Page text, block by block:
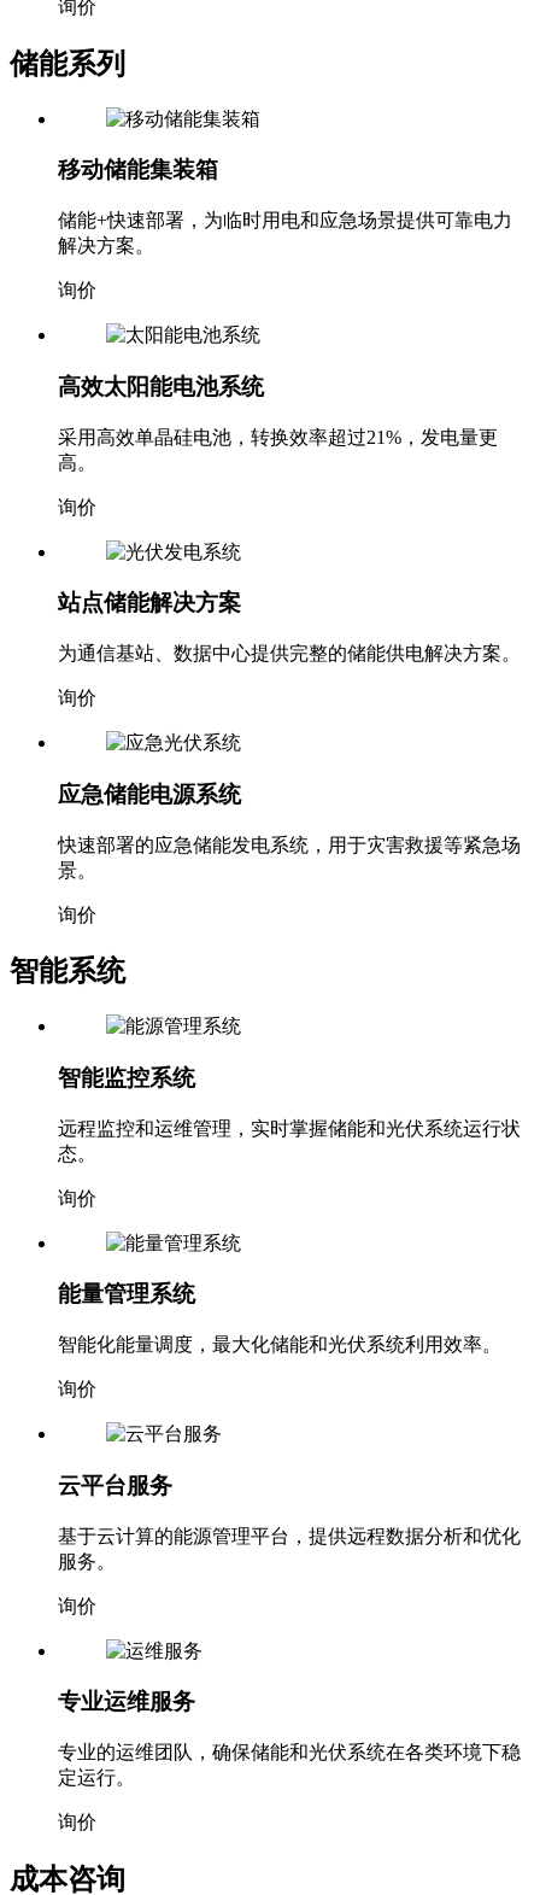
询价
储能系列
移动储能集装箱
储能+快速部署，为临时用电和应急场景提供可靠电力
解决方案。
询价
高效太阳能电池系统
采用高效单晶硅电池，转换效率超过21%，发电量更
高。
询价
站点储能解决方案
为通信基站、数据中心提供完整的储能供电解决方案。
询价
应急储能电源系统
快速部署的应急储能发电系统，用于灾害救援等紧急场
景。
询价
智能系统
智能监控系统
远程监控和运维管理，实时掌握储能和光伏系统运行状
态。
询价
能量管理系统
智能化能量调度，最大化储能和光伏系统利用效率。
询价
云平台服务
基于云计算的能源管理平台，提供远程数据分析和优化
服务。
询价
专业运维服务
专业的运维团队，确保储能和光伏系统在各类环境下稳
定运行。
询价
成本咨询